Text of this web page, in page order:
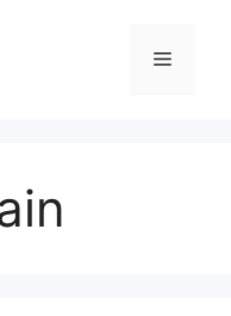
Menu